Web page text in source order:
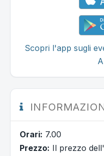
Scopri l'app sugli
Orari: 7.00
Prezzo: Il prezzo